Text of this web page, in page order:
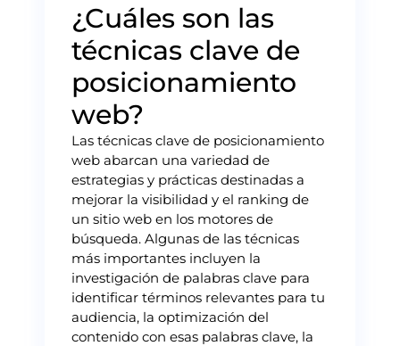
¿Cuáles son las
técnicas clave de
posicionamiento
web?
Las técnicas clave de posicionamiento
web abarcan una variedad de
estrategias y prácticas destinadas a
mejorar la visibilidad y el ranking de
un sitio web en los motores de
búsqueda. Algunas de las técnicas
más importantes incluyen la
investigación de palabras clave para
identificar términos relevantes para tu
audiencia, la optimización del
contenido con esas palabras clave, la